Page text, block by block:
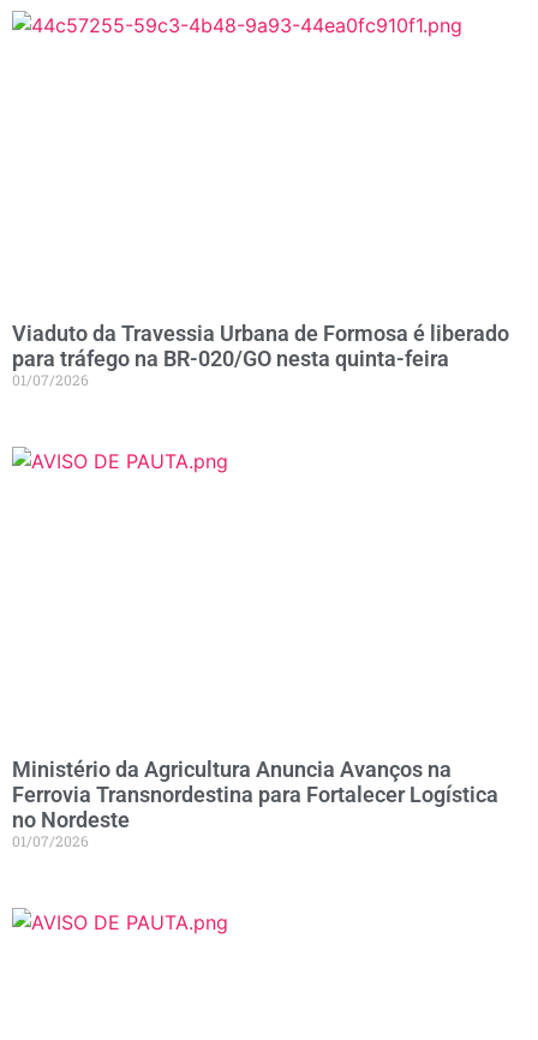
Viaduto da Travessia Urbana de Formosa é liberado
para tráfego na BR-020/GO nesta quinta-feira
01/07/2026
Ministério da Agricultura Anuncia Avanços na
Ferrovia Transnordestina para Fortalecer Logística
no Nordeste
01/07/2026